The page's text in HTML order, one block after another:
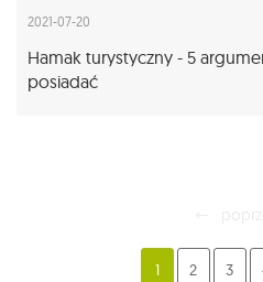
2021-07-20
Hamak turystyczny - 5
posiadać
1 2 3